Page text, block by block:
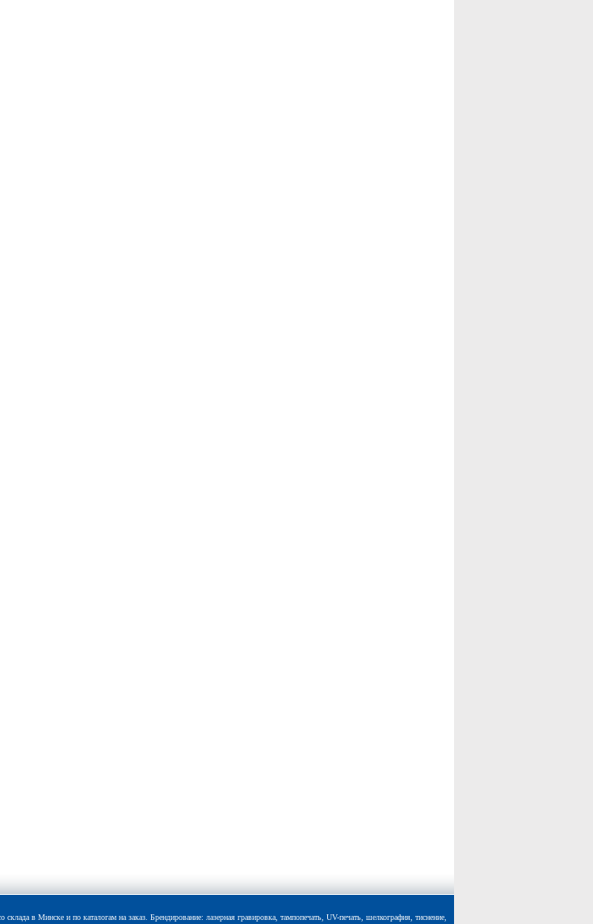
в Минске и по каталогам на заказ. Брендирование: лазерная гравировка, тампопечать, UV-печать, шелкография, тиснение,